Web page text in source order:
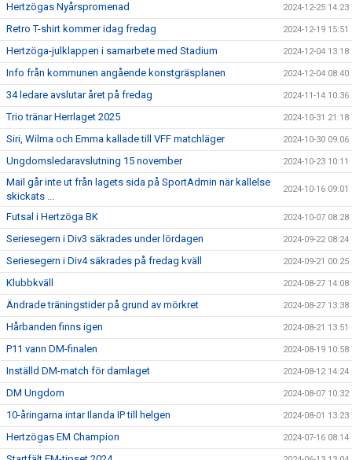
Hertzögas Nyårspromenad 2024-12-25 14:23
Retro T-shirt kommer idag fredag 2024-12-19 15:51
Hertzöga-julklappen i samarbete med Stadium 2024-12-04 13:18
Info från kommunen angående konstgräsplanen 2024-12-04 08:40
34 ledare avslutar året på fredag 2024-11-14 10:36
Trio tränar Herrlaget 2025 2024-10-31 21:18
Siri, Wilma och Emma kallade till VFF matchläger 2024-10-30 09:06
Ungdomsledaravslutning 15 november 2024-10-23 10:11
Mail går inte ut från lagets sida på SportAdmin när kallelse
skickats ...
2024-10-16 09:01
Futsal i Hertzöga BK 2024-10-07 08:28
Seriesegern i Div3 säkrades under lördagen 2024-09-22 08:24
Seriesegern i Div4 säkrades på fredag kväll 2024-09-21 00:25
Klubbkväll 2024-08-27 14:08
Ändrade träningstider på grund av mörkret 2024-08-27 13:38
Hårbanden finns igen 2024-08-21 13:51
P11 vann DM-finalen 2024-08-19 10:58
Inställd DM-match för damlaget 2024-08-12 14:24
DM Ungdom 2024-08-07 10:32
10-åringarna intar Ilanda IP till helgen 2024-08-01 13:23
Hertzögas EM Champion 2024-07-16 08:14